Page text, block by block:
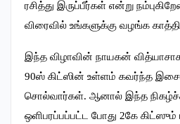
ரசித்து இருப்பீர்கள் என்று
விரைவில் உங்களுக்கு வழங்க
இந்த விழாவின் நாயகன்
90ஸ் கிட்ஸின் உள்ளம் கவர்ந்த
சொல்வார்கள். ஆனால் இந்த
ஒளிபரப்பப்பட்ட போது 2கே கிட்ஸும்